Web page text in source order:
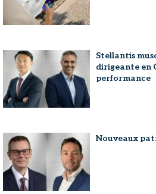
Stellantis
dirigeante en
performance
Nouveaux